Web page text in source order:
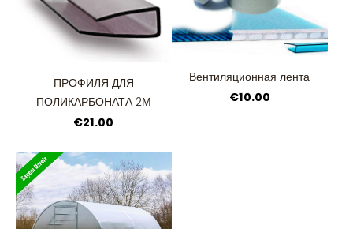
ПРОФИЛЯ ДЛЯ
ПОЛИКАРБОНАТА 2М
€21.00
Вентиляционная лента
€10.00